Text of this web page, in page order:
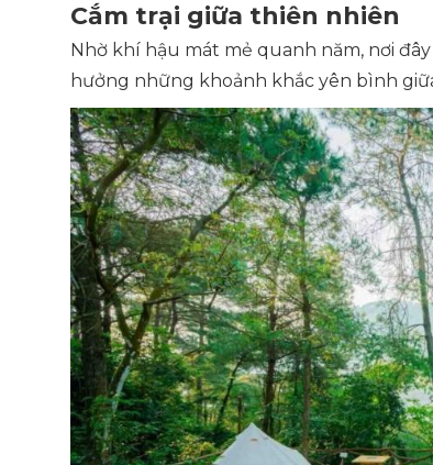
Cắm trại giữa thiên nhiên
Nhờ khí hậu mát mẻ quanh năm, nơi
hưởng những khoảnh khắc yên bình